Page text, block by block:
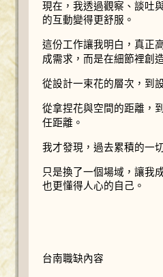
現在，我透過觀察、談吐
的互動變得更舒服。
這份工作讓我明白，真正
成需求，而是在細節裡創
從設計一束花的層次，到
從拿捏花與空間的距離，
任距離。
我才發現，過去累積的一
只是換了一個場域，讓我
也更懂得人心的自己。
台南職缺內容